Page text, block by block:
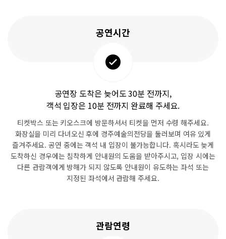
공연시간
공연장 도착은 늦어도 30분 전까지,
객석 입장은 10분 전까지 완료해 주세요.
티켓박스 또는 키오스크에 방문하셔서 티켓을 먼저 수령 해주세요.
화장실을 미리 다녀오신 후에 경주예술의전당을 둘러보며 여유 있게
즐겨주세요. 공연 중에는 객석 내 입장이 불가능합니다. 혹시라도 늦게
도착하신 경우에는 침착하게 안내원의 도움을 받아주시고, 입장 시에는
다른 관람객에게 방해가 되지 않도록 안내원이 유도하는 좌석 또는
지정된 좌석에서 관람해 주세요.
관람연령